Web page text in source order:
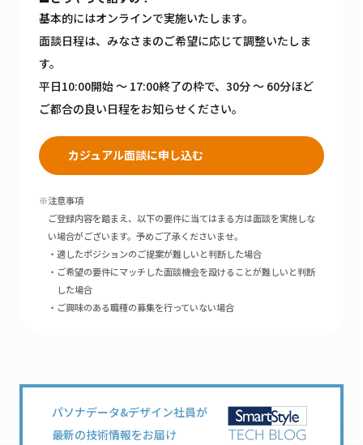
基本的にはオンラインで実施いたします。
面談日程は、みなさまのご希望に応じて調整いたしま
す。
平日10:00開始 〜 17:00終了の枠で、30分 〜 60分ほど
ご都合の良い日程をお知らせください。
カジュアル面談に申し込む
※注意事項
ご登録内容を踏まえ、以下の要件に当てはまる方は面談を実施しな
い場合がございます。予めご了承くださいませ。
適したポジションのご提案が難しいと判断した場合
ご希望の要件にマッチした面談機会を設けることが難しいと判断
した場合
ご興味のある職種の募集を行っていない場合
パソナデータ&デザイン社員が
最新の技術情報をお届け